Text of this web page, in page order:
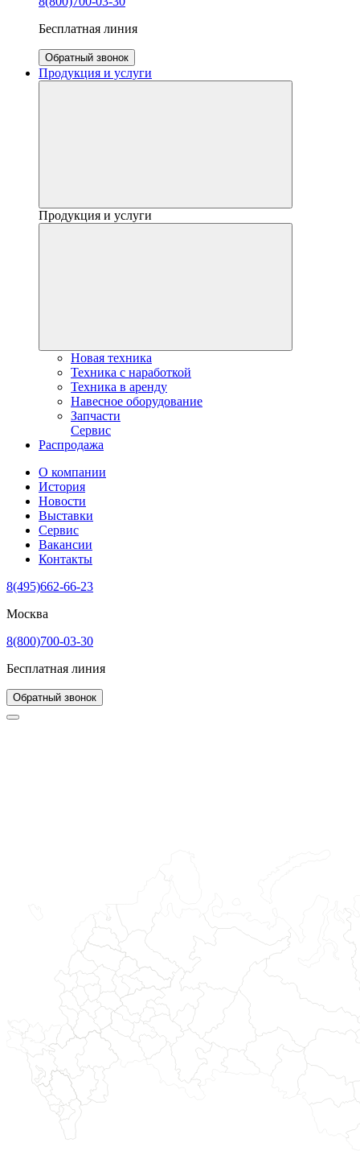
Бесплатная линия
Обратный звонок
Продукция и услуги
Продукция и услуги
Новая техника
Техника с наработкой
Техника в аренду
Навесное оборудование
Запчасти
Сервис
Распродажа
О компании
История
Новости
Выставки
Сервис
Вакансии
Контакты
8(495)662-66-23
Москва
8(800)700-03-30
Бесплатная линия
Обратный звонок